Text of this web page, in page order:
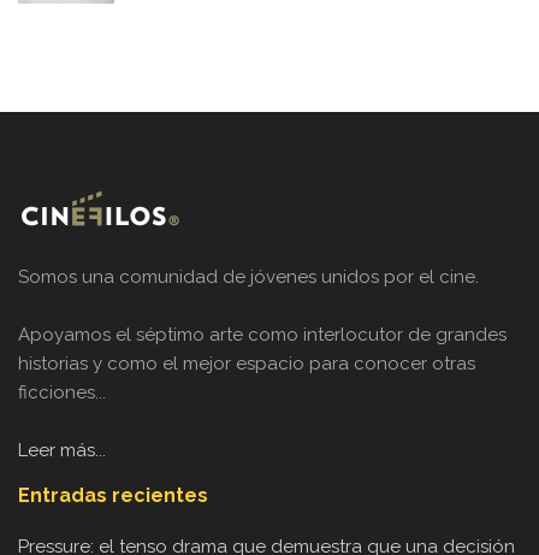
Somos una comunidad de jóvenes unidos por el cine.
Apoyamos el séptimo arte como interlocutor de grandes
historias y como el mejor espacio para conocer otras
ficciones...
Leer más...
Entradas recientes
Pressure: el tenso drama que demuestra que una decisión